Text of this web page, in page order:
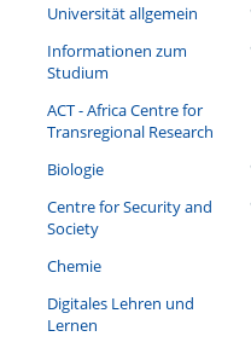
Universität allgemein
Informationen zum
Studium
ACT - Africa Centre for
Transregional Research
Biologie
Centre for Security and
Society
Chemie
Digitales Lehren und
Lernen